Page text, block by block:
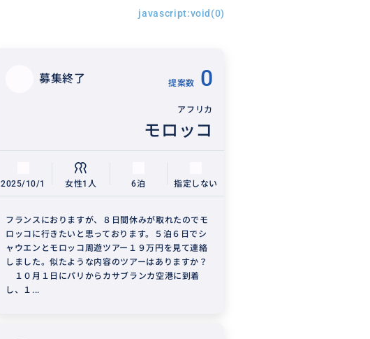
javascript:void(0)
募集終了 提案数 0
アフリカ
モロッコ
2025/10/1 女性1人 6泊 指定しない
フランスにおりますが、８日間休みが取れたのでモ
ロッコに行きたいと思っております。５泊６日でシ
ャウエンとモロッコ周遊ツアー１９万円を見て連絡
しました。似たような内容のツアーはありますか？
１０月１日にパリからカサブランカ空港に到着
し、１...